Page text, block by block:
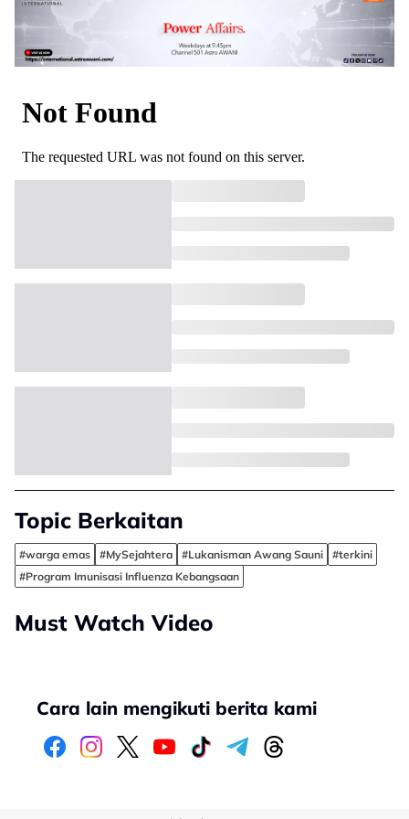
Topic Berkaitan
#warga emas #MySejahtera #Lukanisman Awang Sauni
#terkini
#Program Imunisasi Influenza Kebangsaan
Must Watch Video
Cara lain mengikuti berita kami